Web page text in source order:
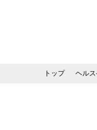
トップ ヘル